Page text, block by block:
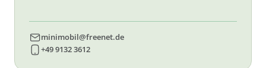
minimobil@freenet.de
+49 9132 3612